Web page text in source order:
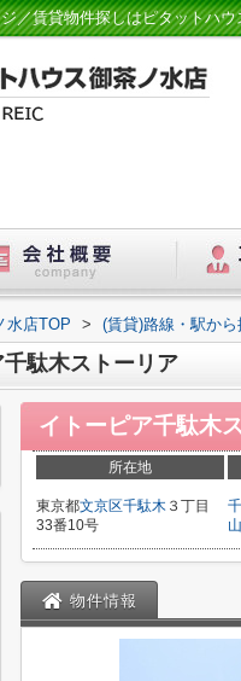
／賃貸物件探しはピタットハ
水店TOP > (賃貸)路線・駅から
駄木ストーリア
イトーピア千駄木
所在地
東京都文京区千駄木 ３丁目
33番10号
物件情報